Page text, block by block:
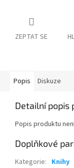
ZEPTAT SE
Popis Diskuze
Detailní popis
Popis produktu
Doplňkové
Kategorie: Knihy